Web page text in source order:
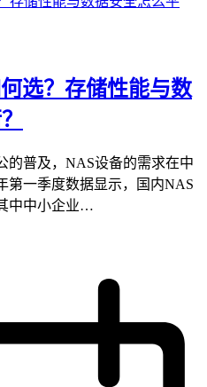
选？存储性能与数
的普及，NAS设备的需求在中
第一季度数据显示，国内NAS
中中小企业…